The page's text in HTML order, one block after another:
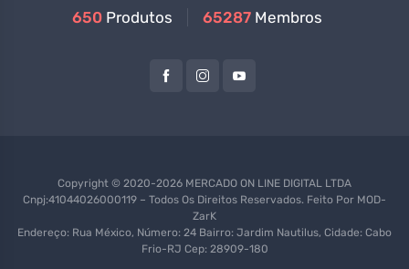
650 Produtos 65287 Membros
Copyright © 2020-2026 MERCADO ON LINE DIGITAL LTDA
Cnpj:41044026000119 – Todos Os Direitos Reservados. Feito Por MOD-
ZarK
Endereço: Rua México, Número: 24 Bairro: Jardim Nautilus, Cidade: Cabo
Frio-RJ Cep: 28909-180